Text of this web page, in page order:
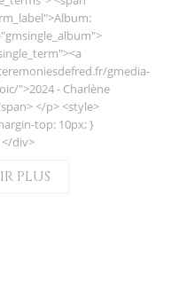
gmedia-
">2024 - Charlène
</p> <style>
top: 10px; }
div>
PLUS